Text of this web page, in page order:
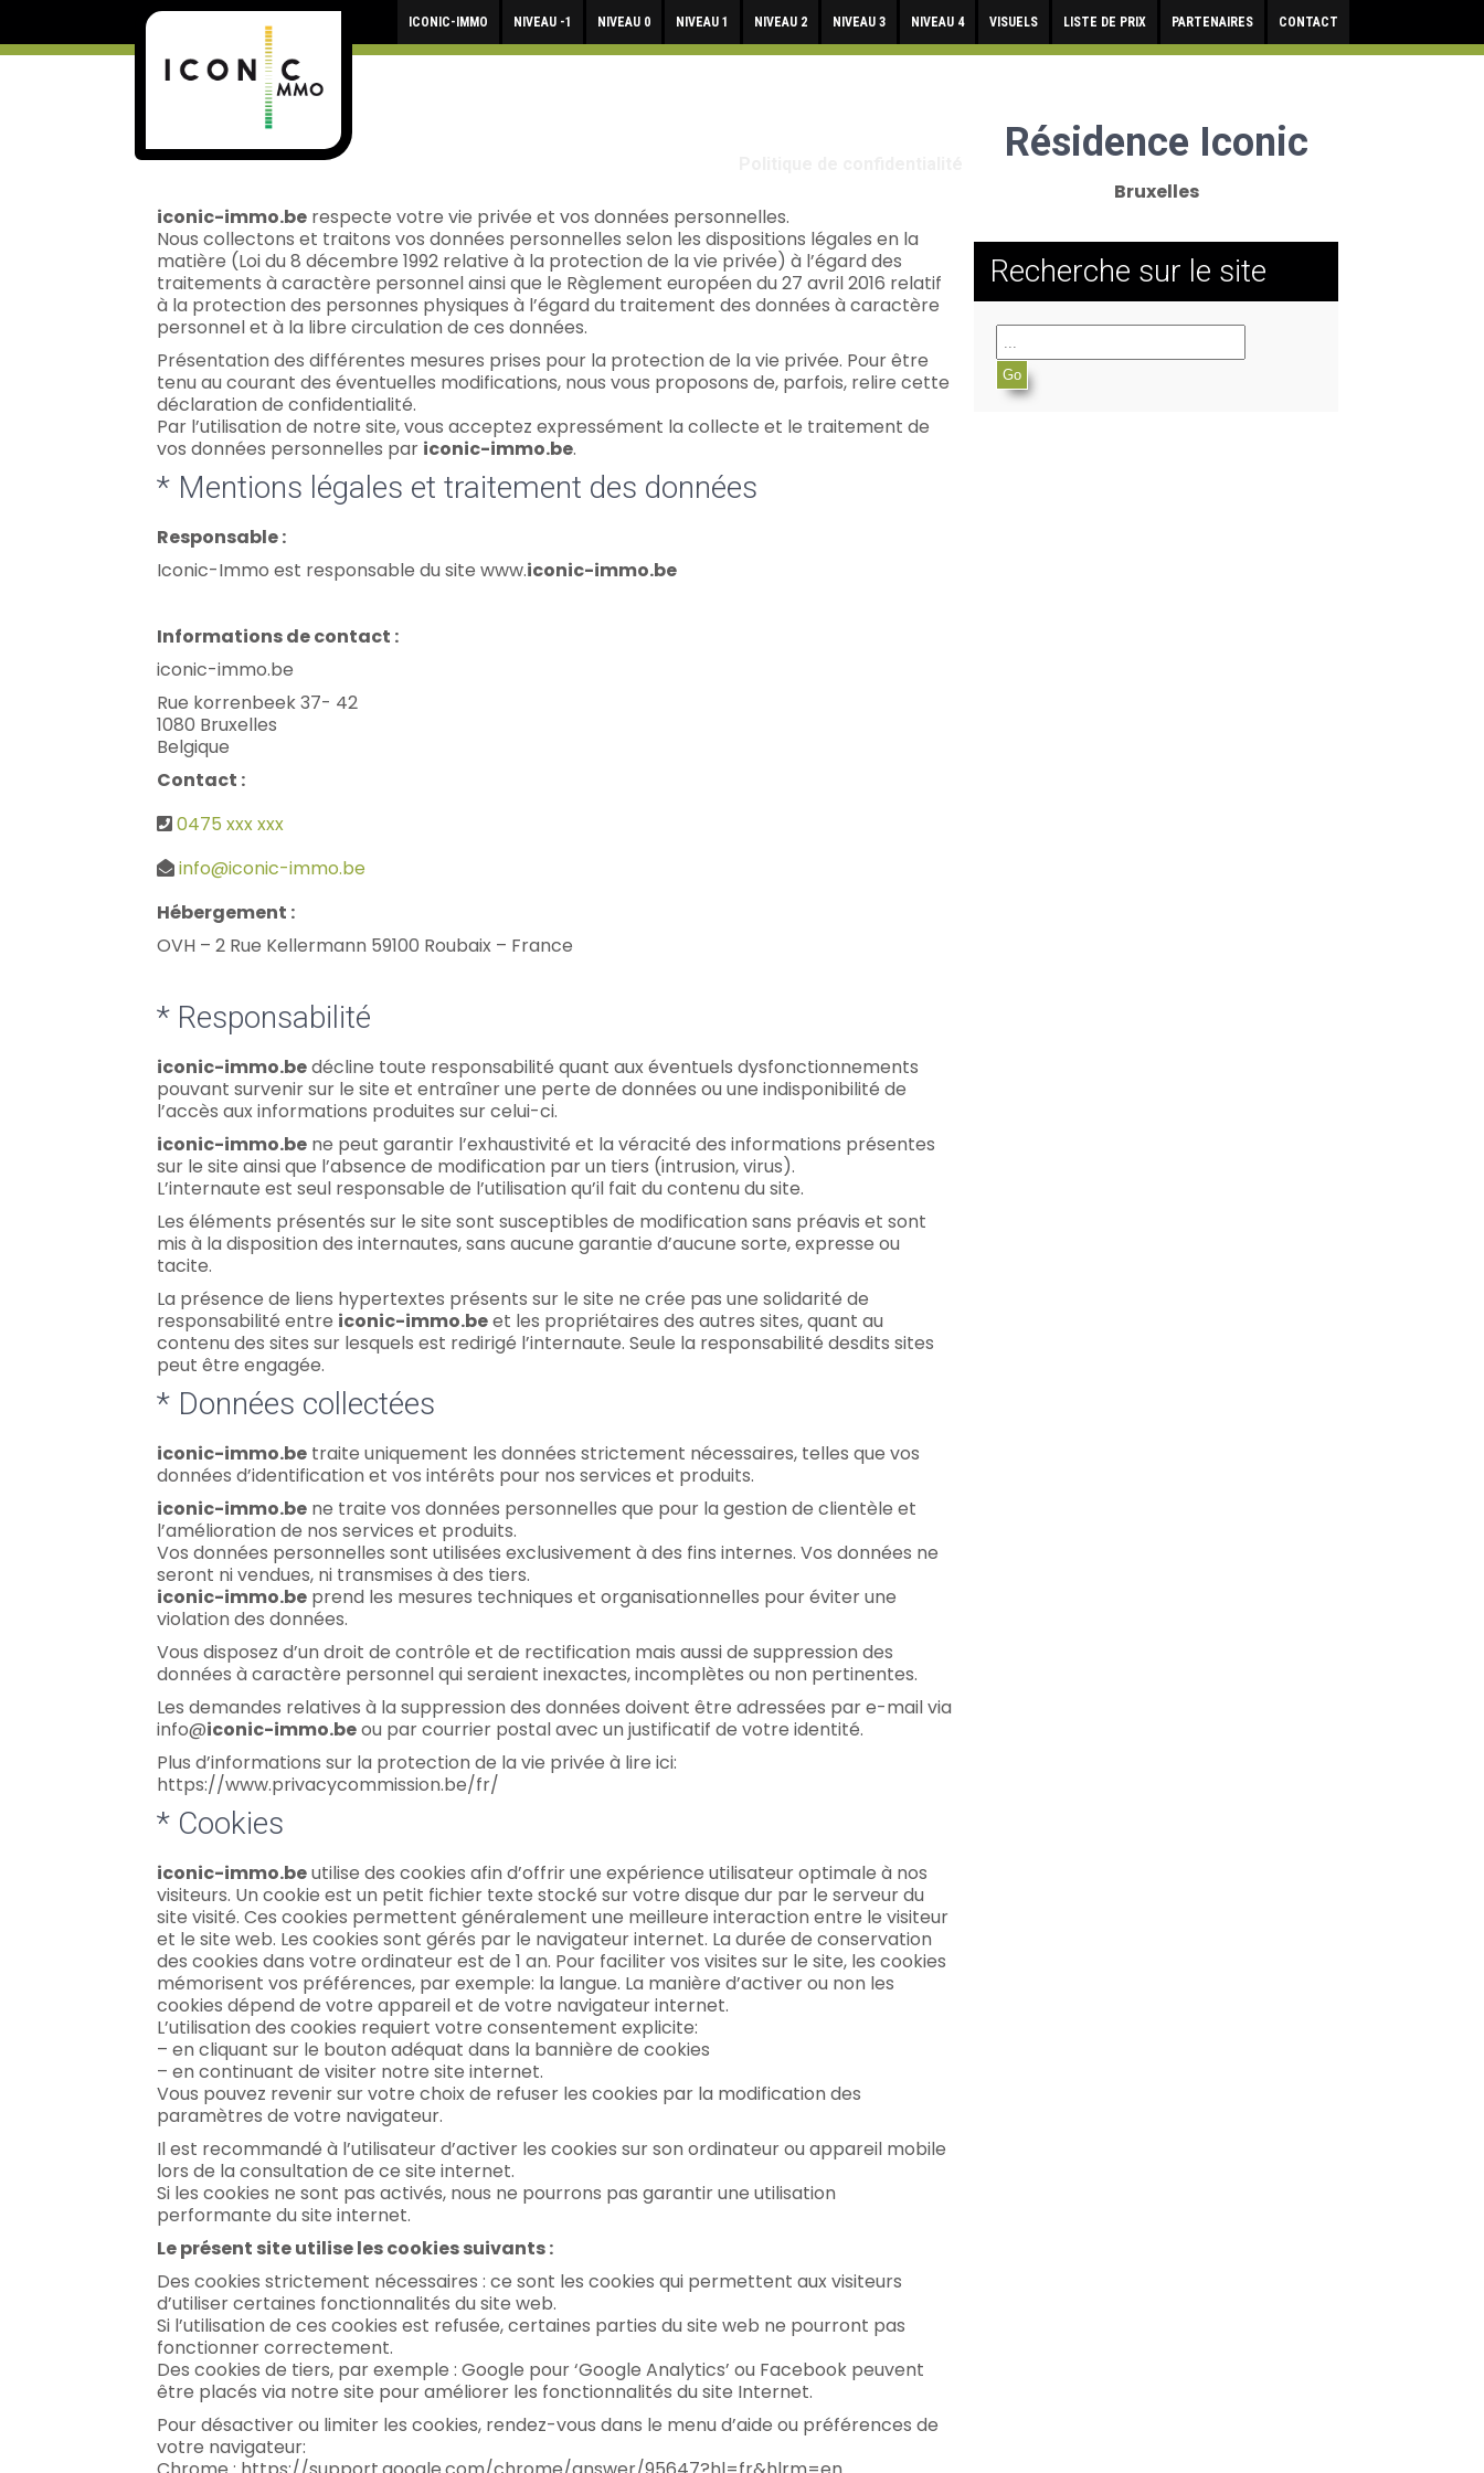
ICONIC-IMMO NIVEAU -1 NIVEAU 0 NIVEAU 1 NIVEAU 2 NIVEAU 3 NIVEAU 4 VISUELS LISTE DE PRIX PARTENAIRES CONTACT
iconic-immo.be respecte votre vie privée et vos données personnelles.
Nous collectons et traitons vos données personnelles selon les dispositions légales en la
matière (Loi du 8 décembre 1992 relative à la protection de la vie privée) à l’égard des
traitements à caractère personnel ainsi que le Règlement européen du 27 avril 2016 relatif
à la protection des personnes physiques à l’égard du traitement des données à caractère
personnel et à la libre circulation de ces données.
Présentation des différentes mesures prises pour la protection de la vie privée. Pour être
tenu au courant des éventuelles modifications, nous vous proposons de, parfois, relire cette
déclaration de confidentialité.
Par l’utilisation de notre site, vous acceptez expressément la collecte et le traitement de
vos données personnelles par iconic-immo.be.
* Mentions légales et traitement des données
Responsable :
Iconic-Immo est responsable du site www.iconic-immo.be
Informations de contact :
iconic-immo.be
Rue korrenbeek 37- 42
1080 Bruxelles
Belgique
Contact :
0475 xxx xxx
info@iconic-immo.be
Hébergement :
OVH – 2 Rue Kellermann 59100 Roubaix – France
* Responsabilité
iconic-immo.bedécline toute responsabilité quant aux éventuels dysfonctionnements
pouvant survenir sur le site et entraîner une perte de données ou une indisponibilité de
l’accès aux informations produites sur celui-ci.
iconic-immo.be ne peut garantir l’exhaustivité et la véracité des informations présentes
sur le site ainsi que l’absence de modification par un tiers (intrusion, virus).
L’internaute est seul responsable de l’utilisation qu’il fait du contenu du site.
Les éléments présentés sur le site sont susceptibles de modification sans préavis et sont
mis à la disposition des internautes, sans aucune garantie d’aucune sorte, expresse ou
tacite.
La présence de liens hypertextes présents sur le site ne crée pas une solidarité de
responsabilité entre iconic-immo.beet les propriétaires des autres sites, quant au
contenu des sites sur lesquels est redirigé l’internaute. Seule la responsabilité desdits sites
peut être engagée.
* Données collectées
iconic-immo.be traite uniquement les données strictement nécessaires, telles que vos
données d’identification et vos intérêts pour nos services et produits.
iconic-immo.be ne traite vos données personnelles que pour la gestion de clientèle et
l’amélioration de nos services et produits.
Vos données personnelles sont utilisées exclusivement à des fins internes. Vos données ne
seront ni vendues, ni transmises à des tiers.
iconic-immo.be prend les mesures techniques et organisationnelles pour éviter une
violation des données.
Vous disposez d’un droit de contrôle et de rectification mais aussi de suppression des
données à caractère personnel qui seraient inexactes, incomplètes ou non pertinentes.
Les demandes relatives à la suppression des données doivent être adressées par e-mail via
info@iconic-immo.beou par courrier postal avec un justificatif de votre identité.
Plus d’informations sur la protection de la vie privée à lire ici:
https://www.privacycommission.be/fr/
* Cookies
iconic-immo.beutilise des cookies afin d’offrir une expérience utilisateur optimale à nos
visiteurs. Un cookie est un petit fichier texte stocké sur votre disque dur par le serveur du
site visité. Ces cookies permettent généralement une meilleure interaction entre le visiteur
et le site web. Les cookies sont gérés par le navigateur internet. La durée de conservation
des cookies dans votre ordinateur est de 1 an. Pour faciliter vos visites sur le site, les cookies
mémorisent vos préférences, par exemple: la langue. La manière d’activer ou non les
cookies dépend de votre appareil et de votre navigateur internet.
L’utilisation des cookies requiert votre consentement explicite:
– en cliquant sur le bouton adéquat dans la bannière de cookies
– en continuant de visiter notre site internet.
Vous pouvez revenir sur votre choix de refuser les cookies par la modification des
paramètres de votre navigateur.
Il est recommandé à l’utilisateur d’activer les cookies sur son ordinateur ou appareil mobile
lors de la consultation de ce site internet.
Si les cookies ne sont pas activés, nous ne pourrons pas garantir une utilisation
performante du site internet.
Le présent site utilise les cookies suivants :
Des cookies strictement nécessaires : ce sont les cookies qui permettent aux visiteurs
d’utiliser certaines fonctionnalités du site web.
Si l’utilisation de ces cookies est refusée, certaines parties du site web ne pourront pas
fonctionner correctement.
Des cookies de tiers, par exemple : Google pour ‘Google Analytics’ ou Facebook peuvent
être placés via notre site pour améliorer les fonctionnalités du site Internet.
Pour désactiver ou limiter les cookies, rendez-vous dans le menu d’aide ou préférences de
votre navigateur:
Résidence Iconic
Bruxelles
Recherche sur le site